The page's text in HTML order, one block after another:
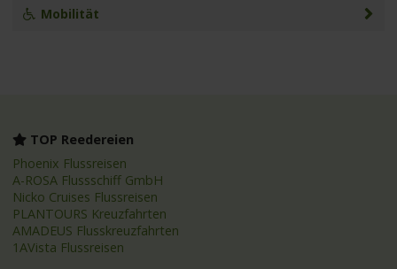
Mobilität
TOP Reedereien
Phoenix Flussreisen
A-ROSA Flussschiff GmbH
Nicko Cruises Flussreisen
PLANTOURS Kreuzfahrten
AMADEUS Flusskreuzfahrten
1AVista Flussreisen